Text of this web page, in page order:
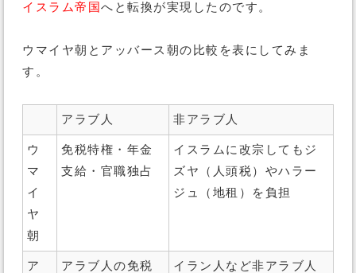
イスラム帝国 へと転換が実現したのです。
ウマイヤ朝とアッバース朝の比較を表にしてみま
す。
アラブ人 非アラブ人
ウ
マ
イ
ヤ
朝
免税特権・年金
支給・官職独占
イスラムに改宗してもジ
ズヤ（人頭税）やハラー
ジュ（地租）を負担
ア
アラブ人の免税
イラン人など非アラブ人